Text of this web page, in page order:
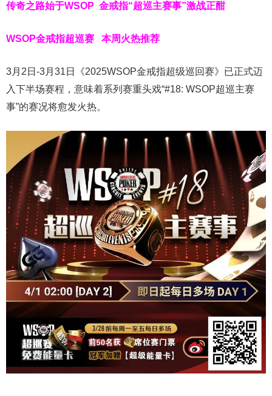
传奇之路始于WSOP 金戒指“超巡主赛事”激战正酣
WSOP金戒指超巡赛 本周火热推荐
3月2日-3月31日《2025WSOP金戒指超级巡回赛》已正式迈
入下半场赛程，意味着系列赛重头戏“#18: WSOP超巡主赛
事”的赛况将愈发火热。